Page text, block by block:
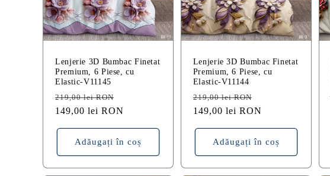
e
:
Lenjerie 3D Bumbac Finetat
Premium, 6 Piese, cu
Elastic-V11145
Preț
obișnuit
219,00 lei RON
redus
149,00 lei RON
Adăugați în coș
Lenjerie 3D Bumbac Finetat
Premium, 6 Piese, cu
Elastic-V11144
Preț
obișnuit
219,00 lei RON
redus
149,00 lei RON
Adăugați în coș